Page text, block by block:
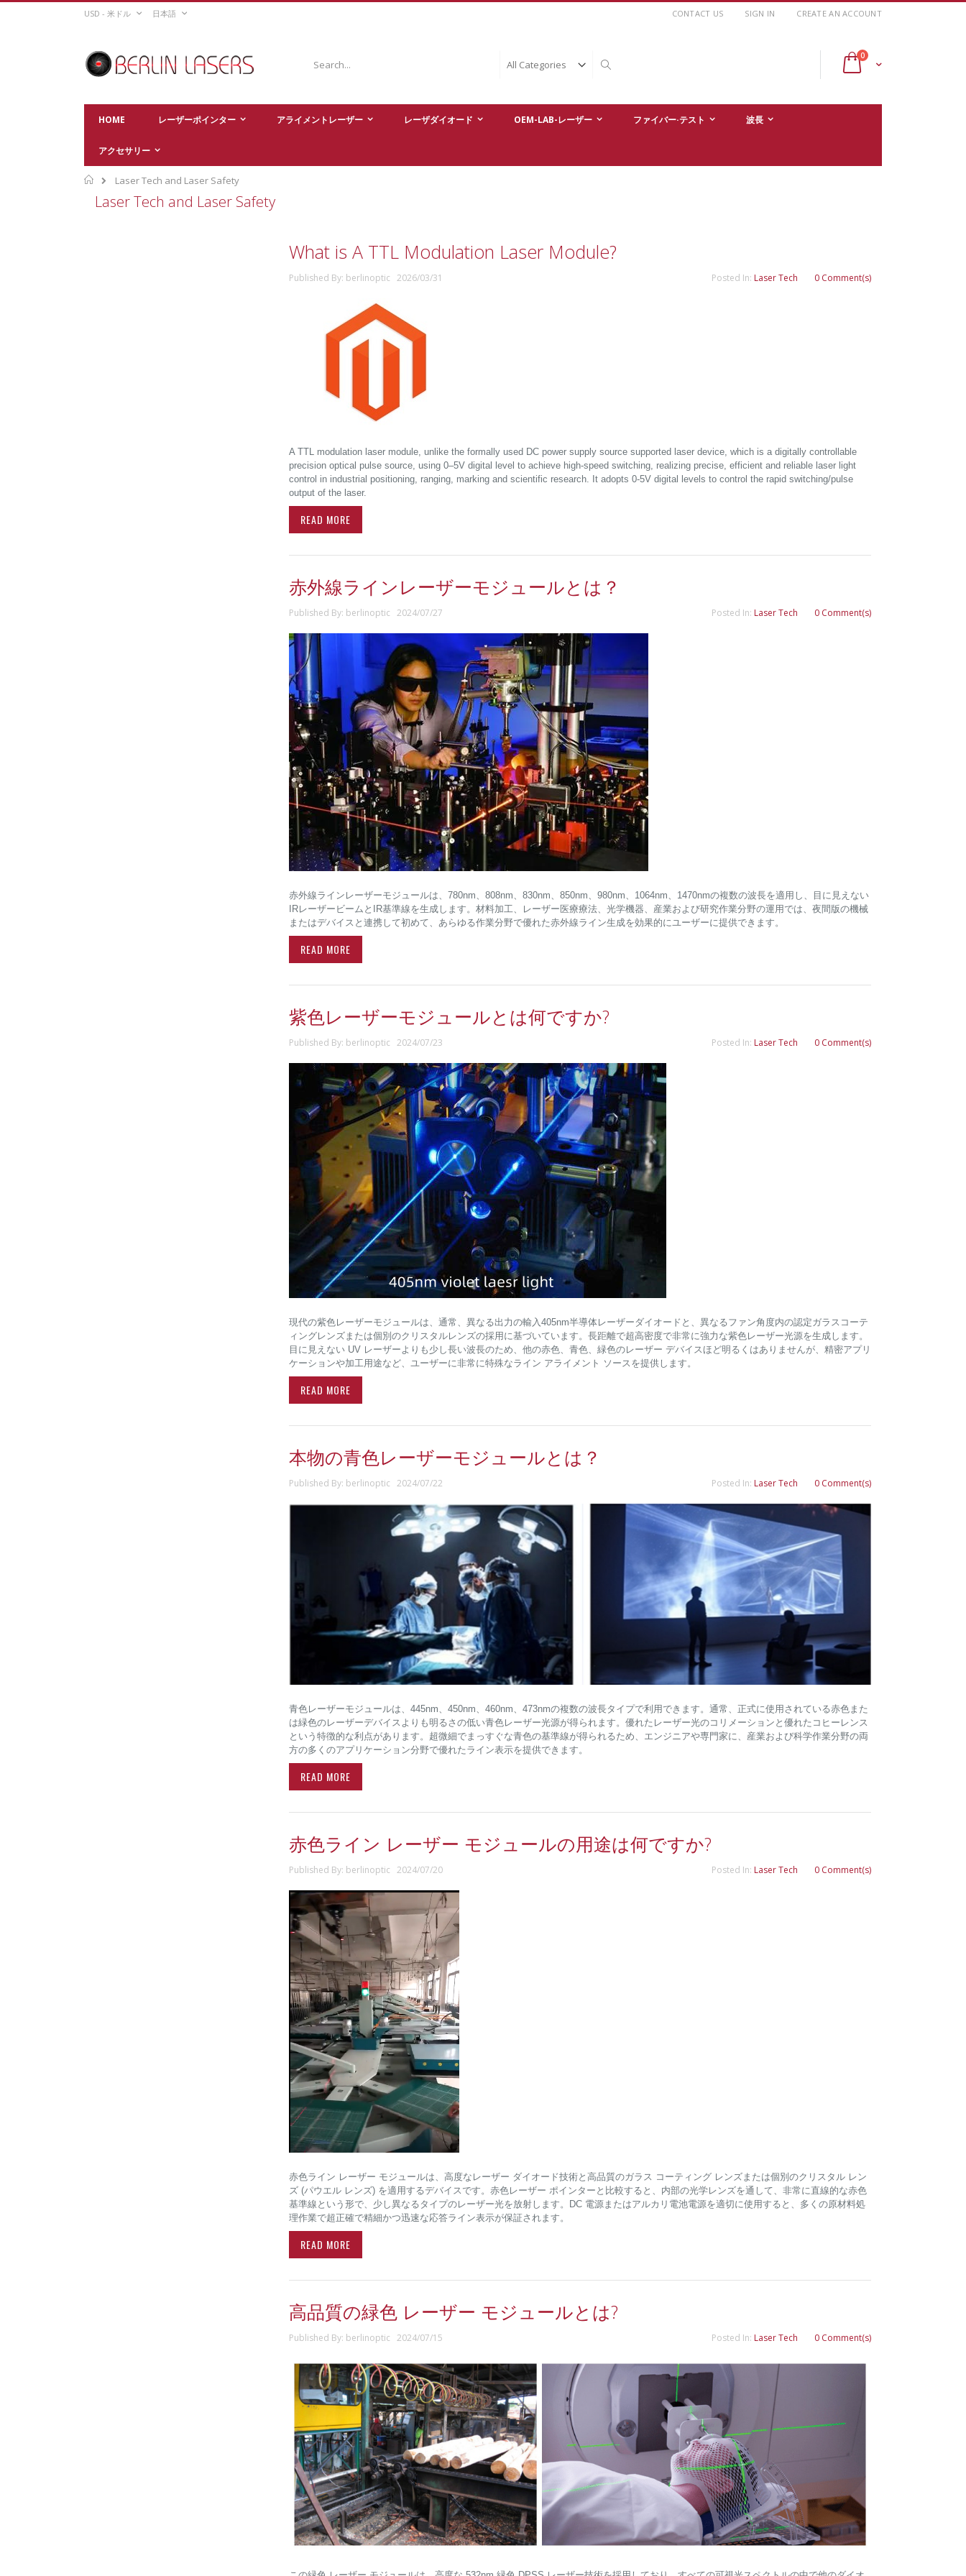
Skip
CURRENCY
USD - 米ドル LANGUAGE
日本語 CONTACT US SIGN IN CREATE AN ACCOUNT
Cart
0items
HOME レーザーポインター アライメントレーザー レーザダイオード OEM-LAB-レーザー ファイバー·テスト 波長
アクセサリー
Home
Laser Tech and Laser Safety
Laser Tech and Laser Safety
What is A TTL Modulation Laser Module?
Published By: berlinoptic 2026/03/31 Posted In: Laser Tech 0 Comment(s)
A TTL modulation laser module, unlike the formally used DC power supply source supported laser device, which is a digitally controllable
precision optical pulse source, using 0–5V digital level to achieve high-speed switching, realizing precise, efficient and reliable laser light
control in industrial positioning, ranging, marking and scientific research. It adopts 0-5V digital levels to control the rapid switching/pulse
output of the laser.
READ MORE
赤外線ラインレーザーモジュールとは？
Published By: berlinoptic 2024/07/27 Posted In: Laser Tech 0 Comment(s)
赤外線ラインレーザーモジュールは、780nm、808nm、830nm、850nm、980nm、1064nm、1470nmの複数の波長を適用し、目に見えない
IRレーザービームとIR基準線を生成します。材料加工、レーザー医療療法、光学機器、産業および研究作業分野の運用では、夜間版の機械
またはデバイスと連携して初めて、あらゆる作業分野で優れた赤外線ライン生成を効果的にユーザーに提供できます。
READ MORE
紫色レーザーモジュールとは何ですか?
Published By: berlinoptic 2024/07/23 Posted In: Laser Tech 0 Comment(s)
現代の紫色レーザーモジュールは、通常、異なる出力の輸入405nm半導体レーザーダイオードと、異なるファン角度内の認定ガラスコーテ
ィングレンズまたは個別のクリスタルレンズの採用に基づいています。長距離で超高密度で非常に強力な紫色レーザー光源を生成します。
目に見えない UV レーザーよりも少し長い波長のため、他の赤色、青色、緑色のレーザー デバイスほど明るくはありませんが、精密アプリ
ケーションや加工用途など、ユーザーに非常に特殊なライン アライメント ソースを提供します。
READ MORE
本物の青色レーザーモジュールとは？
Published By: berlinoptic 2024/07/22 Posted In: Laser Tech 0 Comment(s)
青色レーザーモジュールは、445nm、450nm、460nm、473nmの複数の波長タイプで利用できます。通常、正式に使用されている赤色また
は緑色のレーザーデバイスよりも明るさの低い青色レーザー光源が得られます。優れたレーザー光のコリメーションと優れたコヒーレンス
という特徴的な利点があります。超微細でまっすぐな青色の基準線が得られるため、エンジニアや専門家に、産業および科学作業分野の両
方の多くのアプリケーション分野で優れたライン表示を提供できます。
READ MORE
赤色ライン レーザー モジュールの用途は何ですか?
Published By: berlinoptic 2024/07/20 Posted In: Laser Tech 0 Comment(s)
赤色ライン レーザー モジュールは、高度なレーザー ダイオード技術と高品質のガラス コーティング レンズまたは個別のクリスタル レン
ズ (パウエル レンズ) を適用するデバイスです。赤色レーザー ポインターと比較すると、内部の光学レンズを通して、非常に直線的な赤色
基準線という形で、少し異なるタイプのレーザー光を放射します。DC 電源またはアルカリ電池電源を適切に使用すると、多くの原材料処
理作業で超正確で精細かつ迅速な応答ライン表示が保証されます。
READ MORE
高品質の緑色 レーザー モジュールとは?
Published By: berlinoptic 2024/07/15 Posted In: Laser Tech 0 Comment(s)